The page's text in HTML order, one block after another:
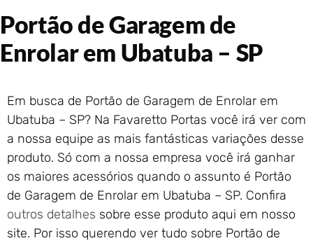
Enrolar em Rio das Ostras –
RJ
Portão de Garagem de
Enrolar em Petrópolis – RJ
Portão de Garagem de
Enrolar em Paraty – RJ
Portão de Garagem de
Enrolar em Nova Iguaçu – RJ
Portão de Garagem de
Enrolar em Nova Friburgo –
RJ
Portão de Garagem de
Enrolar em Ubatuba – SP
Em busca de Portão de Garagem de Enrolar em
Ubatuba – SP? Na Favaretto Portas você irá ver com
a nossa equipe as mais fantásticas variações desse
produto. Só com a nossa empresa você irá ganhar
os maiores acessórios quando o assunto é Portão
de Garagem de Enrolar em Ubatuba – SP. Confira
outros detalhes sobre esse produto aqui em nosso
site. Por isso querendo ver tudo sobre Portão de